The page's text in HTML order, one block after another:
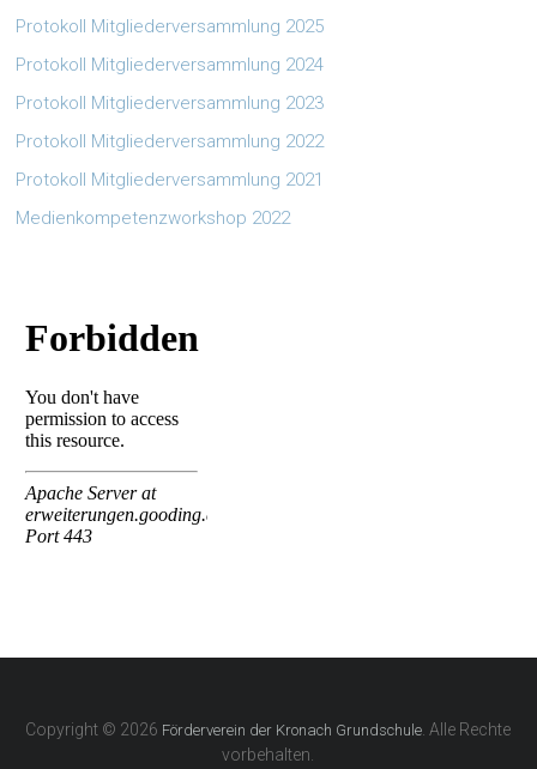
Protokoll Mitgliederversammlung 2025
Protokoll Mitgliederversammlung 2024
Protokoll Mitgliederversammlung 2023
Protokoll Mitgliederversammlung 2022
Protokoll Mitgliederversammlung 2021
Medienkompetenzworkshop 2022
Copyright © 2026 Förderverein der Kronach Grundschule . Alle Rechte
vorbehalten.